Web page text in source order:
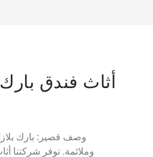
أثاث فندق
وصف قصير: بارك
وملائمة. توفر شركتنا